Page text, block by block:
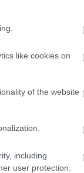
like cookies on
of the website
including
user protection.
a
mint